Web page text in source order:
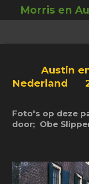
direct
de
Morris en
Austin en
Nederland
Foto's op deze
door; Obe